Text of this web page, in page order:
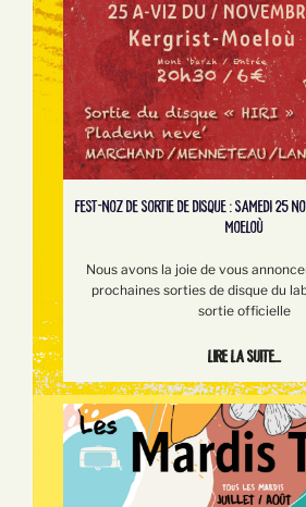
FEST-NOZ DE SORTIE DE DISQUE : SAMEDI 25
MOELOÙ
Nous avons la joie de vous
prochaines sorties de disque du
sortie officielle
Lire la suite...